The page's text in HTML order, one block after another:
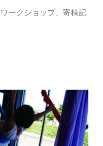
ークショップ、寄稿記